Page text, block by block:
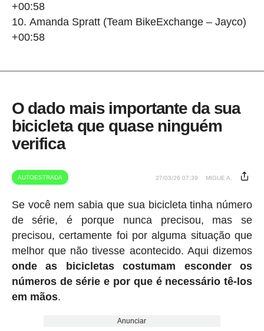
+00:58
Amanda Spratt (Team BikeExchange – Jayco)
+00:58
O dado mais importante da sua
bicicleta que quase ninguém
verifica
AUTOESTRADA 27/03/26 07:39 MIGUE A.
Se você nem sabia que sua bicicleta tinha número
de série, é porque nunca precisou, mas se
precisou, certamente foi por alguma situação que
melhor que não tivesse acontecido. Aqui dizemos
onde as bicicletas costumam esconder os
números de série e por que é necessário tê-los
em mãos.
Anunciar